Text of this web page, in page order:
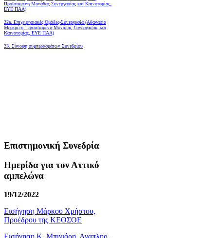
Προϊσταμένη Μονάδας Συνεργασίας και Καινοτομίας,
ΕΥΕ ΠΑΑ)
22a. Επιχειρησιακές Ομάδες-Συνεργασία (Αθανασία
Μερεμέτη, Προϊσταμένη Μονάδας Συνεργασίας και
Καινοτομίας, ΕΥΕ ΠΑΑ)
23. Σύνοψη συμπερασμάτων Συνεδρίου
Επιστημονική Συνεδρία
Ημερίδα για τον Αττικό
αμπελώνα
19/12/2022
Εισήγηση Μάρκου Χρήστου,
Προέδρου της ΚΕΟΣΟΕ
Εισήγηση Κ. Μπινιάρη, Αναπληρ.